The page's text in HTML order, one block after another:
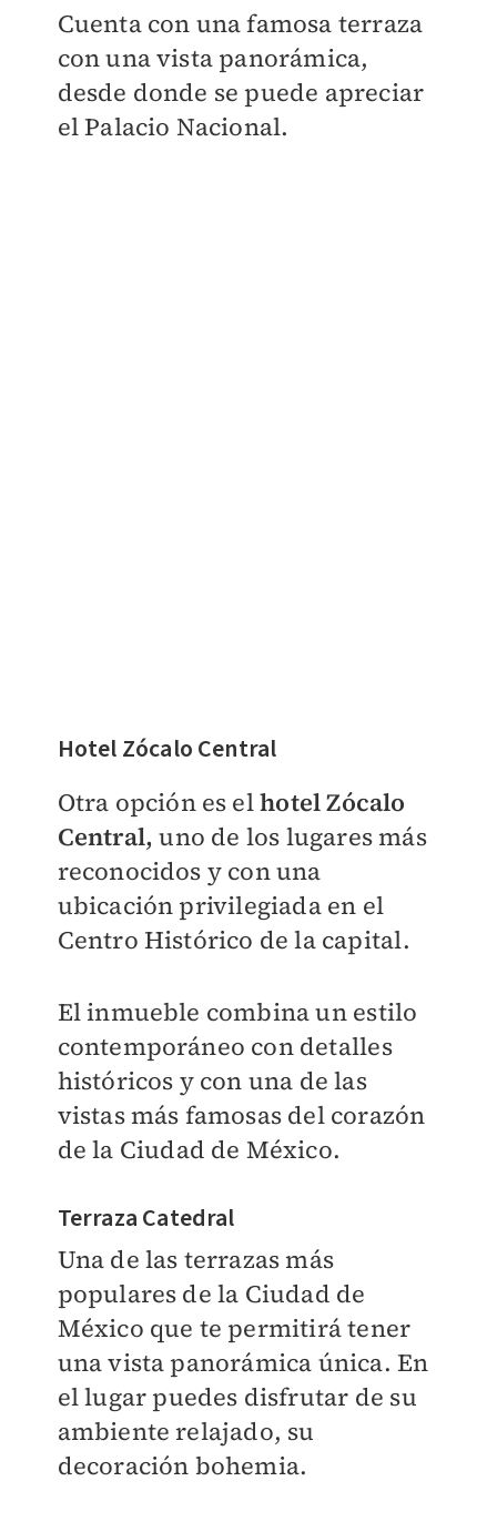
Cuenta con una famosa terraza
con una vista panorámica,
desde donde se puede apreciar
el Palacio Nacional.
Hotel Zócalo Central
Otra opción es elhotel Zócalo
Central, uno de los lugares más
reconocidos y con una
ubicación privilegiada en el
Centro Histórico de la capital.
El inmueble combina un estilo
contemporáneo con detalles
históricos y con una de las
vistas más famosas del corazón
de la Ciudad de México.
Terraza Catedral
Una de las terrazas más
populares de la Ciudad de
México que te permitirá tener
una vista panorámica única. En
el lugar puedes disfrutar de su
ambiente relajado, su
decoración bohemia.